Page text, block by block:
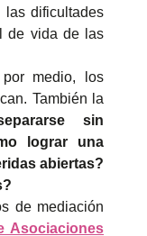
las dificultades
de vida de las
medio, los
También la
sin
lograr una
abiertas?
de mediación
Asociaciones